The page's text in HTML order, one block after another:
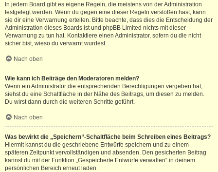
In jedem Board gibt es eigene Regeln, die meistens von der Administration
festgelegt werden. Wenn du gegen eine dieser Regeln verstoßen hast, kann
sie dir eine Verwarnung erteilen. Bitte beachte, dass dies die Entscheidung der
Administration dieses Boards ist und phpBB Limited nichts mit dieser
Verwarnung zu tun hat. Kontaktiere einen Administrator, sofern du die nicht
sicher bist, wieso du verwarnt wurdest.
Nach oben
Wie kann ich Beiträge den Moderatoren melden?
Wenn ein Administrator die entsprechenden Berechtigungen vergeben hat,
siehst du eine Schaltfläche in der Nähe des Beitrags, um diesen zu melden.
Du wirst dann durch die weiteren Schritte geführt.
Nach oben
Was bewirkt die „Speichern“-Schaltfläche beim Schreiben eines Beitrags?
Hiermit kannst du die geschriebene Entwürfe speichern und zu einem
späteren Zeitpunkt vervollständigen und absenden. Den gesicherten Beitrag
kannst du mit der Funktion „Gespeicherte Entwürfe verwalten“ in deinem
persönlichen Bereich erneut laden.